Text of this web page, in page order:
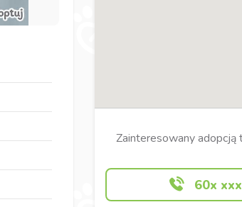
Zainteresowany adopcją
60x